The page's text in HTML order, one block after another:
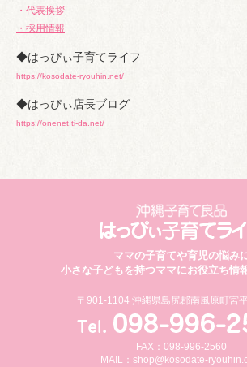
・代表挨拶
・採用情報
◆はっぴぃ子育てライフ
https://kosodate-ryouhin.net/
◆はっぴぃ店長ブログ
https://onenet.ti-da.net/
ママの子育てや育児の悩み
小さな子どもを持つママにお役立ち情
〒901-1104 沖縄県島尻郡南風原町宮
FAX：098-996-2560
MAIL： shop@kosodate-